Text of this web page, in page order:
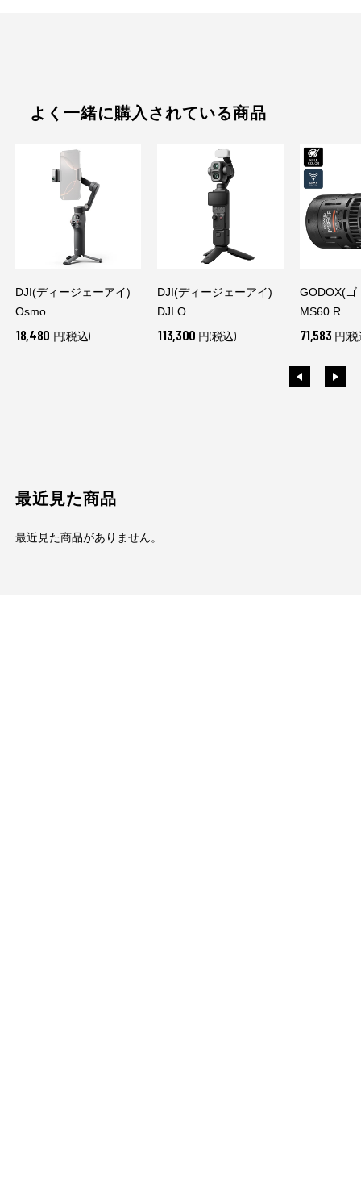
よく一緒に購入されている商品
DJI(ディージェーアイ)
Osmo ...
18,480 円(税込)
DJI(ディージェーアイ)
DJI O...
113,300 円(税込)
GODOX(ゴ
MS60 R...
71,583 円(税
最近見た商品
最近見た商品がありません。